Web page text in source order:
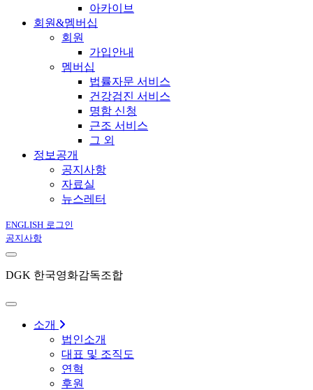
아카이브
회원&멤버십
회원
가입안내
멤버십
법률자문 서비스
건강검진 서비스
명함 신청
근조 서비스
그 외
정보공개
공지사항
자료실
뉴스레터
ENGLISH 로그인
공지사항
DGK 한국영화감독조합
소개
법인소개
대표 및 조직도
연혁
후원